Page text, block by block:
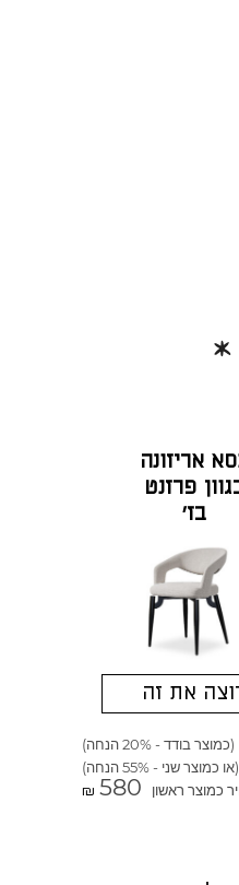
אריזונה
פרזנט
בז'
את זה
(כמוצר בודד - 20% הנחה)
(או כמוצר שני - 55% הנחה)
כמוצר ראשון
₪ 580